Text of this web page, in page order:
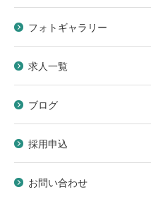
フォトギャラリー
求人一覧
ブログ
採用申込
お問い合わせ